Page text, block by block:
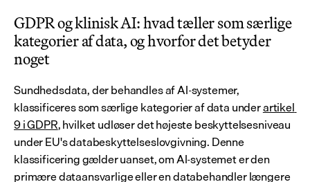
GDPR og klinisk AI: hvad tæller som særlige
kategorier af data, og hvorfor det betyder
noget
Sundhedsdata, der behandles af AI-systemer,
klassificeres som særlige kategorier af data under artikel
9 i GDPR, hvilket udløser det højeste beskyttelsesniveau
under EU's databeskyttelseslovgivning. Denne
klassificering gælder uanset, om AI-systemet er den
primære dataansvarlige eller en databehandler længere